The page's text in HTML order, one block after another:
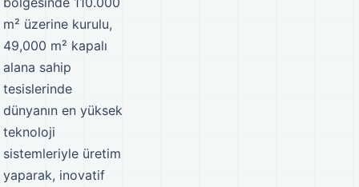
m² üzerine kurulu,
49,000 m² kapalı
alana sahip
tesislerinde
dünyanın en yüksek
teknoloji
sistemleriyle üretim
yaparak, inovatif